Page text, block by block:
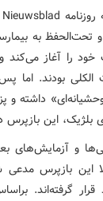
تحت‌الحفظ به
خود را آغاز
الکلی بودند. اما
داشته و
بلژیک، این
و آزمایش‌های
این بازپرس
گرفته‌اند.